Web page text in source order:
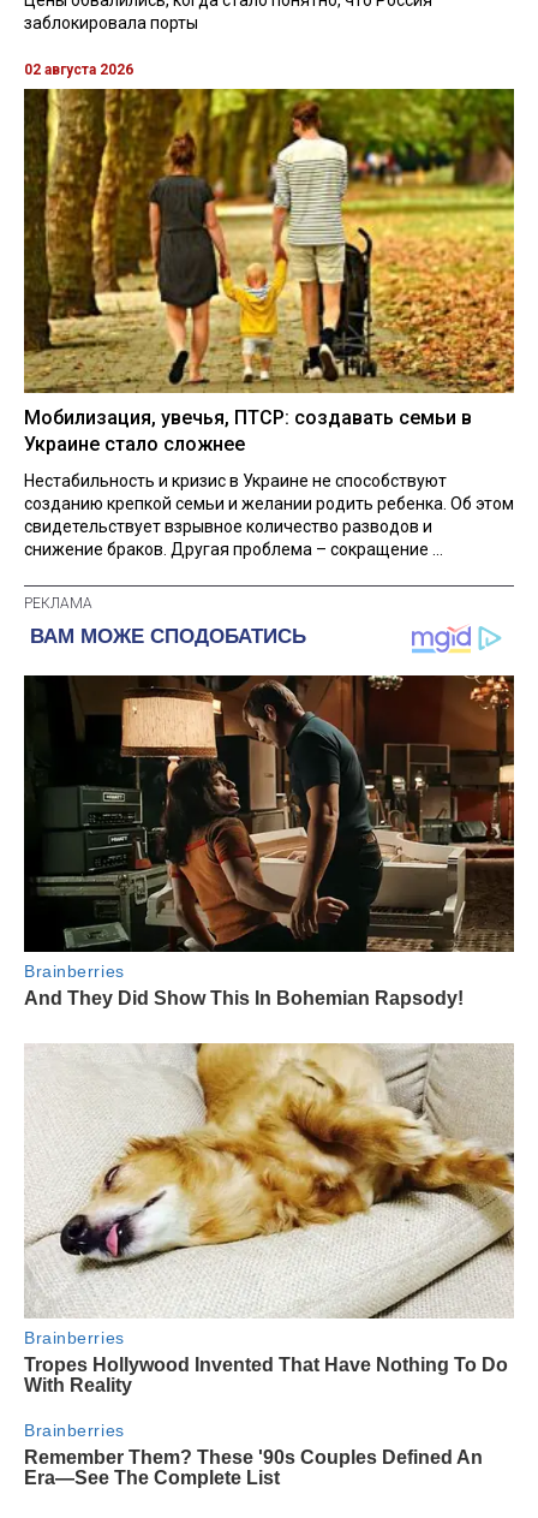
заблокировала порты
02 августа 2026
Мобилизация, увечья, ПТСР: создавать семьи в
Украине стало сложнее
Нестабильность и кризис в Украине не способствуют
созданию крепкой семьи и желании родить ребенка. Об этом
свидетельствует взрывное количество разводов и
снижение браков. Другая проблема – сокращение ...